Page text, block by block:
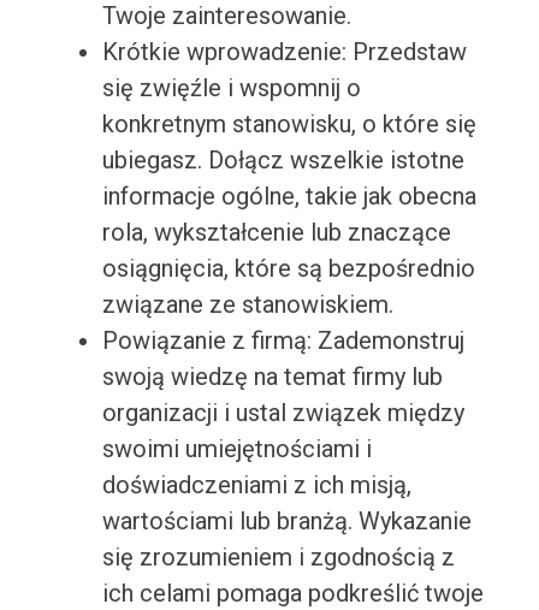
Twoje zainteresowanie.
Krótkie wprowadzenie: Przedstaw
się zwięźle i wspomnij o
konkretnym stanowisku, o które się
ubiegasz. Dołącz wszelkie istotne
informacje ogólne, takie jak obecna
rola, wykształcenie lub znaczące
osiągnięcia, które są bezpośrednio
związane ze stanowiskiem.
Powiązanie z firmą: Zademonstruj
swoją wiedzę na temat firmy lub
organizacji i ustal związek między
swoimi umiejętnościami i
doświadczeniami z ich misją,
wartościami lub branżą. Wykazanie
się zrozumieniem i zgodnością z
ich celami pomaga podkreślić twoje